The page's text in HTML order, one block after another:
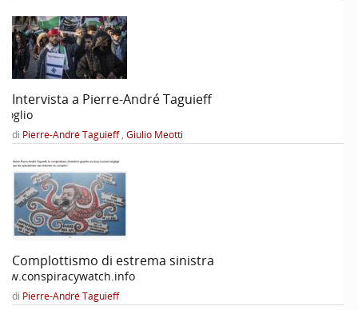
Intervista a Pierre-André Taguieff
di Pierre-André Taguieff, Giulio Meotti
Complottismo di estrema sinistra
di Pierre-André Taguieff